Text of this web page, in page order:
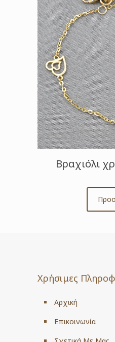
Βραχιόλι
Χρήσιμες
Αρχική
Επικοινωνία